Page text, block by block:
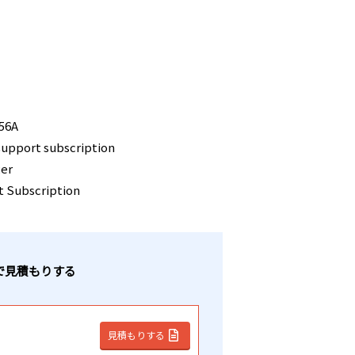
subscription
Subscription
見積もりする
見積もりする